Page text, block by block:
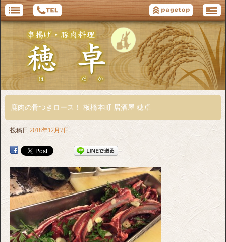
鹿肉の骨つきロース！ 板橋本町 居酒屋 穂卓
投稿日 2018年12月7日